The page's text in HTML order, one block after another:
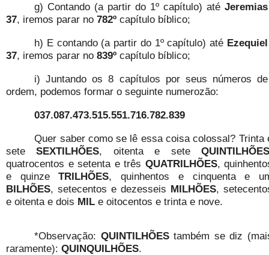
g) Contando (a partir do 1º capítulo) até Jeremias
37, iremos parar no 782º capítulo bíblico;
h) E contando (a partir do 1º capítulo) até Ezequiel
37, iremos parar no 839º capítulo bíblico;
i) Juntando os 8 capítulos por seus números de
ordem, podemos formar o seguinte numerozão:
037.087.473.515.551.716.782.839
Quer saber como se lê essa coisa colossal? Trinta
seteSEXTILHÕES, oitenta e sete
quatrocentos e setenta e três QUATRILHÕES,
e quinzeTRILHÕES, quinhentos e cinquenta e
BILHÕES, setecentos e dezesseis MILHÕES,
e oitenta e dois MIL e oitocentos e trinta e nove.
*Observação: QUINTILHÕEStambém se diz
raramente): QUINQUILHÕES.